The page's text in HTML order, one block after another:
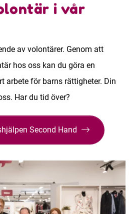
i vår
av volontärer. Genom att
hos oss kan du göra en
arbete för barns rättigheter. Din
Har du tid över?
Second Hand